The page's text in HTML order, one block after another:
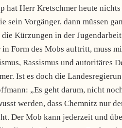
Herr Kretschmer heute
Vorgänger, dann müssen
Kürzungen in der
Form des Mobs auftritt, muss
Rassismus und autoritäres
Ist es doch die
„Es geht darum, nicht
werden, dass Chemnitz nur
Der Mob kann jederzeit und